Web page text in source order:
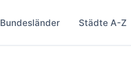
Bundesländer Städte A-Z